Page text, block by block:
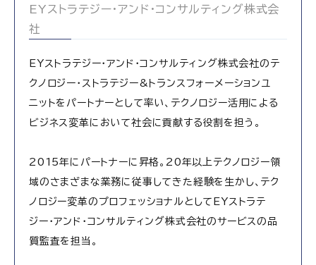
EYストラテジー・アンド・コンサルティング株式会
社
EYストラテジー・アンド・コンサルティング株式会社のテ
クノロジー・ストラテジー&トランスフォーメーションユ
ニットをパートナーとして率い、テクノロジー活用による
ビジネス変革において社会に貢献する役割を担う。
2015年にパートナーに昇格。20年以上テクノロジー領
域のさまざまな業務に従事してきた経験を生かし、テク
ノロジー変革のプロフェッショナルとしてEYストラテ
ジー・アンド・コンサルティング株式会社のサービスの品
質監査を担当。